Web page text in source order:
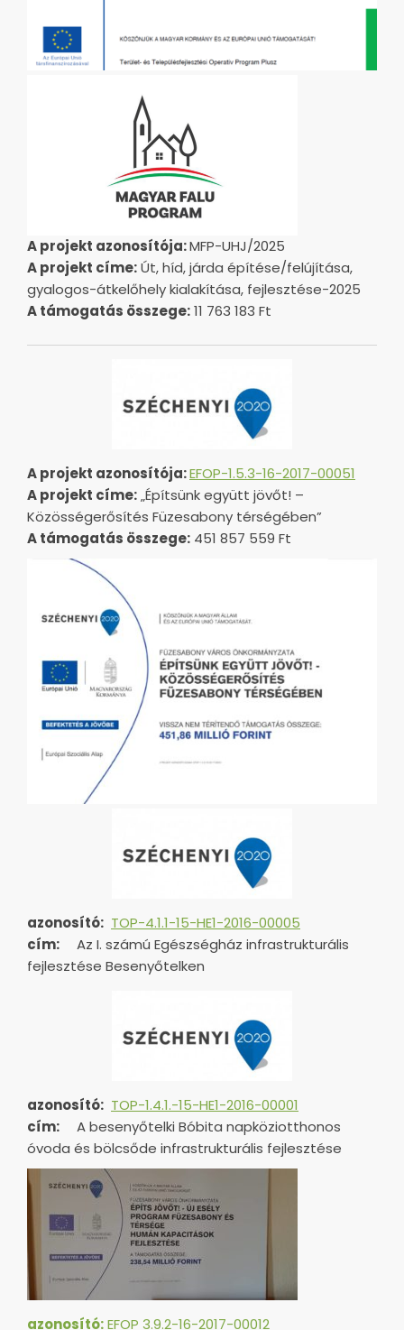
A projekt azonosítója:MFP-UHJ/2025
A projekt címe:Út, híd, járda építése/felújítása,
gyalogos-átkelőhely kialakítása, fejlesztése-2025
A támogatás összege:11 763 183 Ft
A projekt azonosítója:EFOP-1.5.3-16-2017-00051
A projekt címe:„Építsünk együtt jövőt! –
Közösségerősítés Füzesabony térségében”
A támogatás összege: 451 857 559 Ft
azonosító: TOP-4.1.1-15-HE1-2016-00005
cím:
Az I. számú Egészségház infrastrukturális
fejlesztése Besenyőtelken
azonosító: TOP-1.4.1.-15-HE1-2016-00001
cím:
A besenyőtelki Bóbita napköziotthonos
óvoda és bölcsőde infrastrukturális fejlesztése
azonosító:EFOP 3.9.2-16-2017-00012